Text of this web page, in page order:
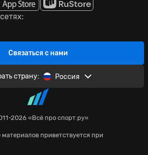
2026 «Всё про спорт.ру»
приветствуется при
Связаться с нами
страну: Россия